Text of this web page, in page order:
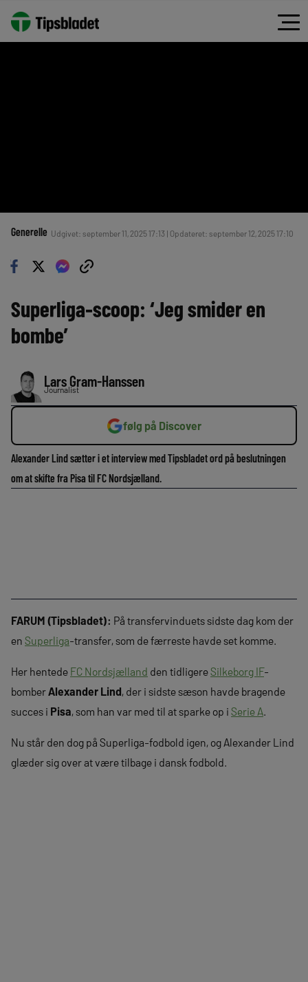
Generelle Udgivet: september 11, 2025 17:13 | Opdateret: september 12, 2025 17:10
Superliga-scoop: ‘Jeg smider en
bombe’
Lars Gram-Hanssen
Journalist
følg på Discover
Alexander Lind sætter i et interview med Tipsbladet ord på beslutningen
om at skifte fra Pisa til FC Nordsjælland.
FARUM (Tipsbladet): På transfervinduets sidste dag kom der
en Superliga-transfer, som de færreste havde set komme.
Her hentede FC Nordsjælland den tidligereSilkeborg IF-
bomberAlexander Lind, der i sidste sæson havde bragende
succes i Pisa, som han var med til at sparke op i Serie A.
Nu står den dog på Superliga-fodbold igen, og Alexander Lind
glæder sig over at være tilbage i dansk fodbold.